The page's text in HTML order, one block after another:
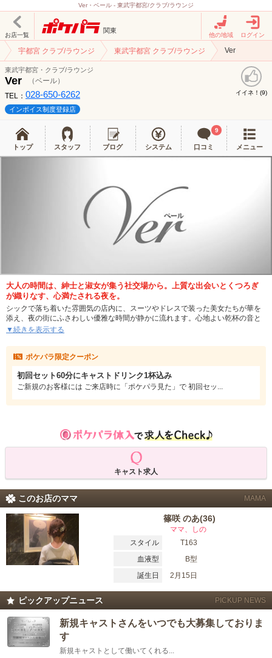
Ver・ベール - 東武宇都宮/クラブ/ラウンジ
お店一覧
関東
他の地域 ログイン
宇都宮 クラブ/ラウンジ 東武宇都宮 クラブ/ラウンジ Ver
東武宇都宮・クラブ/ラウンジ
Ver
（ベール）
TEL： 028-650-6262 イイネ！(9)
インボイス制度登録店
トップ スタッフ ブログ システム 口コミ
9
メニュー
大人の時間は、紳士と淑女が集う社交場から。上質な出会いとくつろぎ
が織りなす、心満たされる夜を。
シックで落ち着いた雰囲気の店内に、スーツやドレスで装った美女たちが華を
添え、夜の街にふさわしい優雅な時間が静かに流れます。心地よい乾杯の音と
ともに、大人同士の語らいが始まれば、日常とは違う特別な夜が幕を開けま
ト陣による丁寧なおもてなしは心身ともに癒される贅沢です。
ビジネスでの疲れを癒したい夜、気の合う仲間と語らいたい夜、ひとりで静か
にグラスを傾けたい夜。どんな夜にも寄り添える、そんな空間がここにはあり
ます。キャストは、気取らず親しみやすい20代から、大人の色気と落ち着きを
▼続きを表示する
ポケパラ限定クーポン
初回セット60分にキャストドリンク1杯込み
ご新規のお客様には ご来店時に「ポケパラ見た」で 初回セッ...
キャスト求人
このお店のママ MAMA
篠咲 のあ(36)
ママ、しの
スタイル
T163
血液型
B型
誕生日
2月15日
ピックアップニュース PICKUP NEWS
新規キャストさんをいつでも大募集しておりま
す
新規キャストとして働いてくれる...